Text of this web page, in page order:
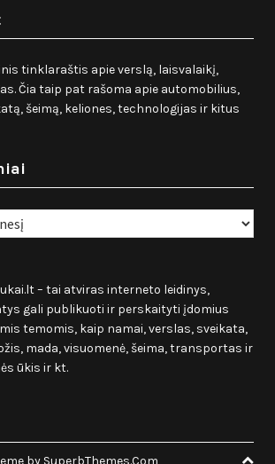
tinklaraštis apie verslą, laisvalaikį,
Čia taip pat rašoma apie automobilius,
šeimą, keliones, technologijas ir kitus
– tai atviras interneto leidinys,
gali publikuoti ir perskaityti įdomius
temomis, kaip namai, verslas, sveikata,
mada, visuomenė, šeima, transportas ir
ūkis ir kt.